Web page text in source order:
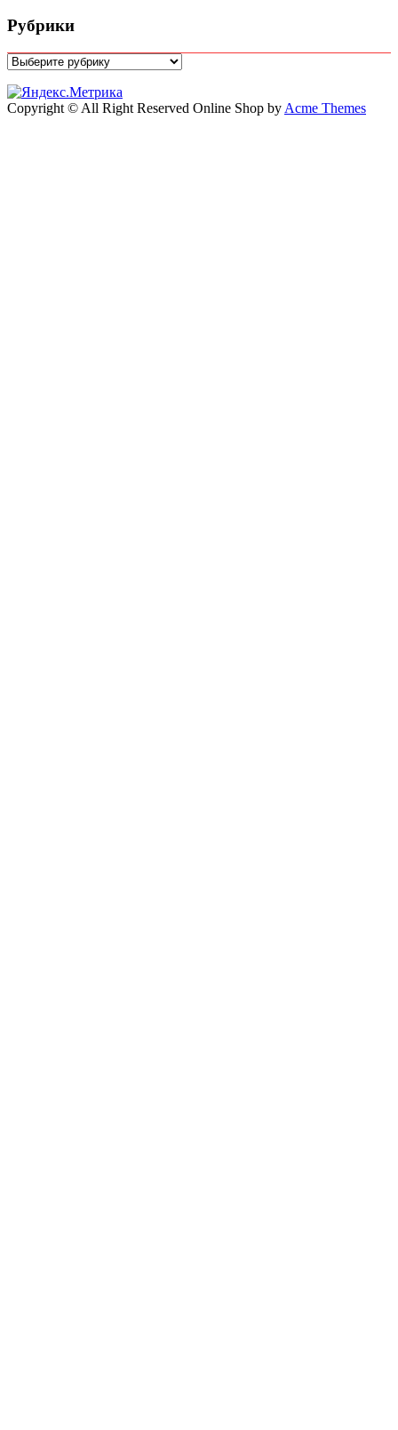
Рубрики
Рубрики
Copyright © All Right Reserved Online Shop by Acme Themes